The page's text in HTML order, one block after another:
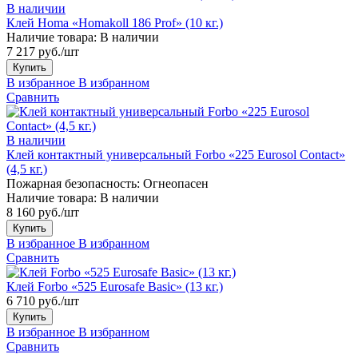
В наличии
Клей Homa «Homakoll 186 Prof» (10 кг.)
Наличие товара: В наличии
7 217 руб./шт
Купить
В избранное В избранном
Сравнить
В наличии
Клей контактный универсальный Forbo «225 Eurosol Contact»
(4,5 кг.)
Пожарная безопасность: Огнеопасен
Наличие товара: В наличии
8 160 руб./шт
Купить
В избранное В избранном
Сравнить
Клей Forbo «525 Eurosafe Basic» (13 кг.)
6 710 руб./шт
Купить
В избранное В избранном
Сравнить